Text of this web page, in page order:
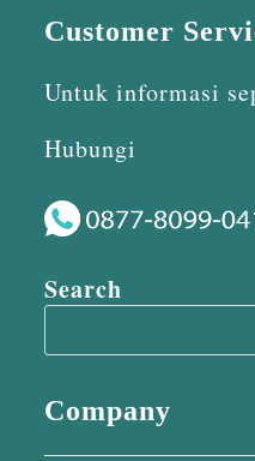
Customer
Untuk informasi
Hubungi
Search
Company